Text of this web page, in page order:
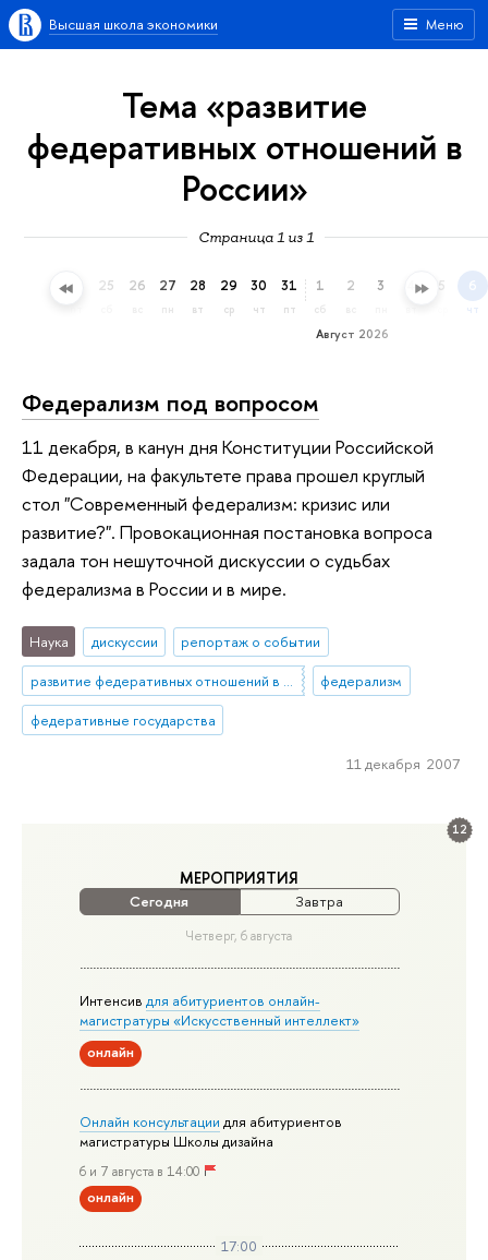
Меню
Высшая школа экономики
Тема «развитие
федеративных отношений в
России»
Страница 1 из 1
24 25 26 27
пн
28
вт
29
ср
30
чт
31
пт
Август 2026
1
сб
2 3 4 5 6
чт
12
МЕРОПРИЯТИЯ
Сегодня Завтра
Четверг, 6 августа
Интенсивдля абитуриентов онлайн-
магистратуры «Искусственный интеллект»
онлайн
Онлайн консультации для абитуриентов
магистратуры Школы дизайна
6 и 7 августа в 14:00
онлайн
17:00
Федерализм под вопросом
11 декабря, в канун дня Конституции Российской
Федерации, на факультете права прошел круглый
стол "Современный федерализм: кризис или
развитие?". Провокационная постановка вопроса
задала тон нешуточной дискуссии о судьбах
федерализма в России и в мире.
Наука дискуссии
репортаж о событии
развитие федеративных отношений в России
федерализм
федеративные государства
11 декабря 2007